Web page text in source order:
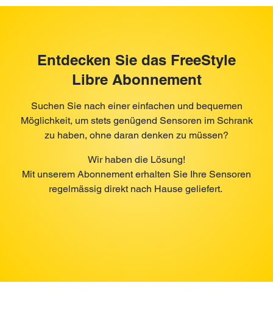
Entdecken Sie das FreeStyle
Libre Abonnement
Suchen Sie nach einer einfachen und bequemen
Möglichkeit, um stets genügend Sensoren im Schrank
zu haben, ohne daran denken zu müssen?
Wir haben die Lösung!
Mit unserem Abonnement erhalten Sie Ihre Sensoren
regelmässig direkt nach Hause geliefert.